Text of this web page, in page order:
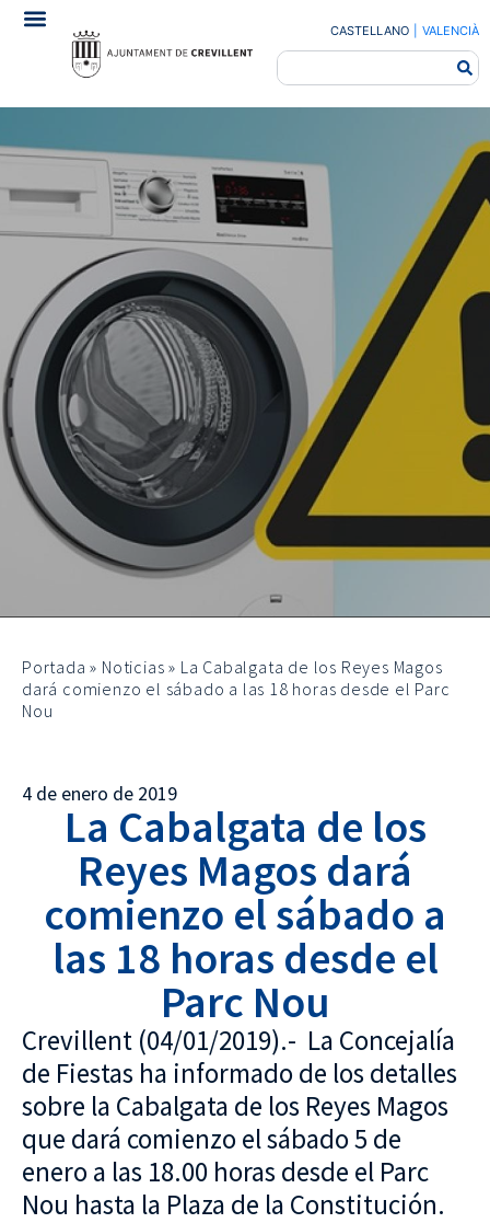
CASTELLANO VALENCIÀ
Portada » Noticias » La Cabalgata de los Reyes Magos
dará comienzo el sábado a las 18 horas desde el Parc
Nou
4 de enero de 2019
La Cabalgata de los
Reyes Magos dará
comienzo el sábado a
las 18 horas desde el
Parc Nou
Crevillent (04/01/2019).- La Concejalía
de Fiestas ha informado de los detalles
sobre la Cabalgata de los Reyes Magos
que dará comienzo el sábado 5 de
enero a las 18.00 horas desde el Parc
Nou hasta la Plaza de la Constitución.